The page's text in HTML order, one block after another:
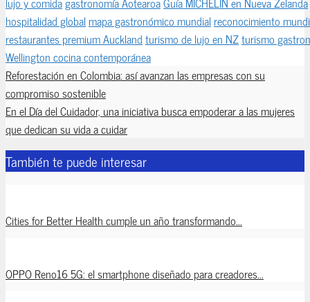
hospitalidad global mapa gastronómico mundial reconocimiento
restaurantes premium Aucklandturismo de lujo en NZturismo
Wellington cocina contemporánea
Reforestación en Colombia: así avanzan las empresas con su
compromiso sostenible
En el Día del Cuidador, una iniciativa busca empoderar a las mujeres
que dedican su vida a cuidar
También te puede interesar
Cities for Better Health cumple un año transformando...
OPPO Reno16 5G: el smartphone diseñado para creadores...